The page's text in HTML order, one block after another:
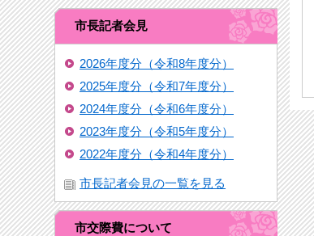
市長記者会見
2026年度分（令和8年度分）
2025年度分（令和7年度分）
2024年度分（令和6年度分）
2023年度分（令和5年度分）
2022年度分（令和4年度分）
市長記者会見の一覧を見る
市交際費について